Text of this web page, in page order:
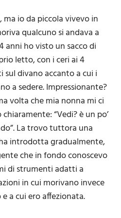
ma io da piccola vivevo in
qualcuno si andava a
anni ho visto un sacco di
letto, con i ceri ai 4
divano accanto a cui i
a sedere. Impressionante?
volta che mia nonna mi ci
“Vedi? è un po’
La trovo tuttora una
introdotta gradualmente,
che in fondo conoscevo
di strumenti adatti a
in cui morivano invece
a cui ero affezionata.